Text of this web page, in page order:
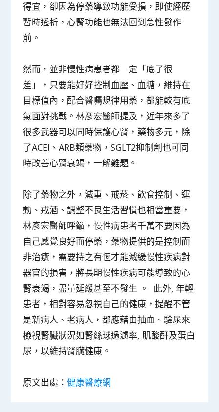
得宜，卻因為停藥導致功能受損，即使經歷
暫時透析，心腎功能也無法回到急性發作
前。
然而，並非慢性病患者都一定「底子很
差」，只要能好好控制血壓、血糖，維持在
目標值內，配合醫囑規律用藥，都能較有底
氣面對挑戰。林彥宏醫師提及，近年來多了
很多武器可以同時保護心腎，藥物多元，除
了ACEI、ARB類藥物，SGLT2抑制劑也可同
時改善心腎衰竭，一解難題。
除了藥物之外，減重、戒菸、飲食控制、運
動、戒酒、調整不良生活習慣也相當重要，
林彥宏醫師呼籲，慢性病患者千萬不要因為
自己感覺良好而停藥，藥物提供的是控制而
非治癒，需要持之有恆才能減緩慢性疾病對
器官的損害，將長期慢性疾病可能導致的心
腎衰竭，盡量延緩甚至不發生 。 此外, 年輕
患者，相對容易忽視自己的健康，提醒不管
是新病人、老病人，都應藉由抽血、驗尿來
檢視腎臟狀況如腎絲球過濾率, 肌酸酐及蛋白
尿，以維持腎臟健康。
原文出處：健康醫療網